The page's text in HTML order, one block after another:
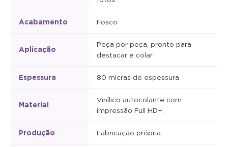
Acabamento
Aplicação
destacar e colar
Espessura 80 micras de espessura
Material
Vinílico autocolante com
impressão Full HD+.
Produção Fabricação própria